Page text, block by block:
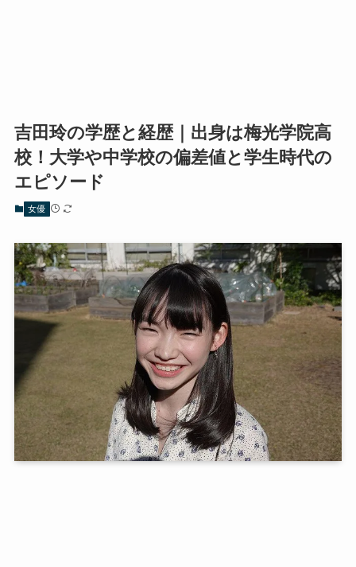
吉田玲の学歴と経歴｜出身は梅光学院高
校！大学や中学校の偏差値と学生時代の
エピソード
女優